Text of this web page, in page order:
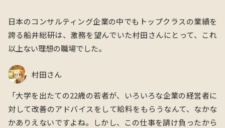
日本のコンサルティング企業の中でもトップクラスの業績を
誇る船井総研は、激務を望んでいた村田さんにとって、これ
以上ない理想の職場でした。
村田さん
「大学を出たての22歳の若者が、
いろいろな企業の経営者に
対して改善のアドバイスをして給料をもらうなんて、なかな
かありえないですよね。しかし、この仕事を請け負ったから